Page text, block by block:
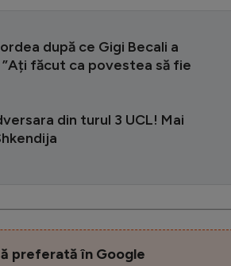
după ce Gigi Becali a
”Ați făcut ca povestea să fie
din turul 3 UCL! Mai
preferată în Google